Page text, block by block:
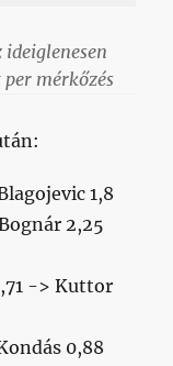
mérkőzés
1,8
2,25
-> Kuttor
0,88